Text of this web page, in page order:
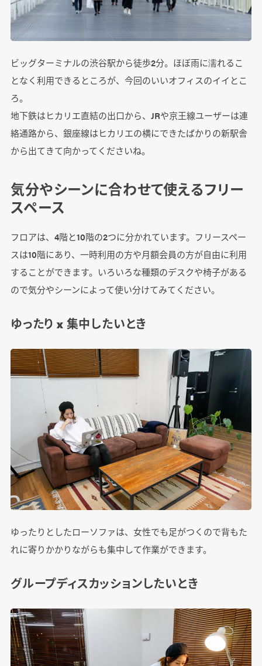
ビッグターミナルの渋谷駅から徒歩2分。ほぼ雨に濡れるこ
となく利用できるところが、今回のいいオフィスのイイとこ
ろ。
地下鉄はヒカリエ直結の出口から、JRや京王線ユーザーは連
絡通路から、銀座線はヒカリエの横にできたばかりの新駅舎
から出てきて向かってくださいね。
気分やシーンに合わせて使えるフリー
スペース
フロアは、4階と10階の2つに分かれています。フリースペー
スは10階にあり、一時利用の方や月額会員の方が自由に利用
することができます。いろいろな種類のデスクや椅子がある
ので気分やシーンによって使い分けてみてください。
ゆったり x 集中したいとき
ゆったりとしたローソファは、女性でも足がつくので背もた
れに寄りかかりながらも集中して作業ができます。
グループディスカッションしたいとき